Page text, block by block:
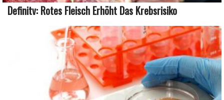
Definitv: Rotes Fleisch Erhöht Das Krebsrisiko